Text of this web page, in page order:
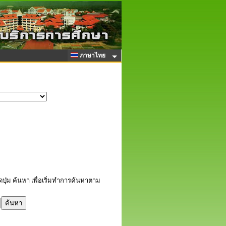
ภาษาไทย
ม ค้นหา เพื่อเริ่มทำการค้นหาตาม